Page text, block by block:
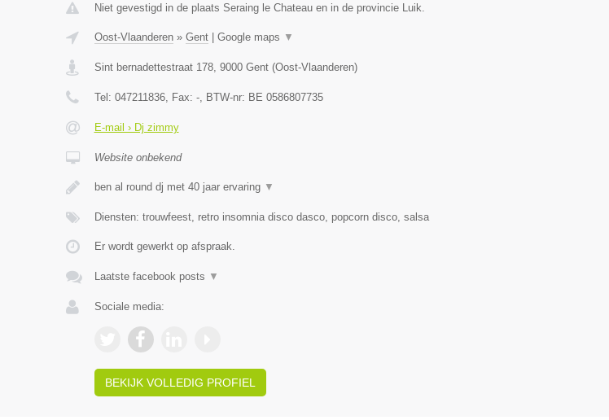
Niet gevestigd in de plaats Seraing le Chateau en in de provincie Luik.
Oost-Vlaanderen» Gent| Google maps ▼
Sint bernadettestraat 178, 9000 Gent(Oost-Vlaanderen)
Tel: 047211836, Fax: -, BTW-nr: BE 0586807735
E-mail › Dj zimmy
Website onbekend
ben al round dj met 40 jaar ervaring ▼
Diensten: trouwfeest, retro insomnia disco dasco, popcorn disco, salsa
Er wordt gewerkt op afspraak.
Laatste facebook posts ▼
Sociale media:
BEKIJK VOLLEDIG PROFIEL